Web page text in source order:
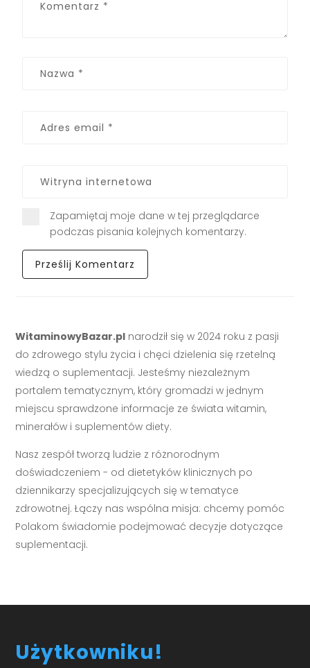
Zapamiętaj moje dane w tej przeglądarce
podczas pisania kolejnych komentarzy.
WitaminowyBazar.pl narodził się w 2024 roku z pasji
do zdrowego stylu życia i chęci dzielenia się rzetelną
wiedzą o suplementacji. Jesteśmy niezależnym
portalem tematycznym, który gromadzi w jednym
miejscu sprawdzone informacje ze świata witamin,
minerałów i suplementów diety.
Nasz zespół tworzą ludzie z różnorodnym
doświadczeniem - od dietetyków klinicznych po
dziennikarzy specjalizujących się w tematyce
zdrowotnej. Łączy nas wspólna misja: chcemy pomóc
Polakom świadomie podejmować decyzje dotyczące
suplementacji.
Użytkowniku!